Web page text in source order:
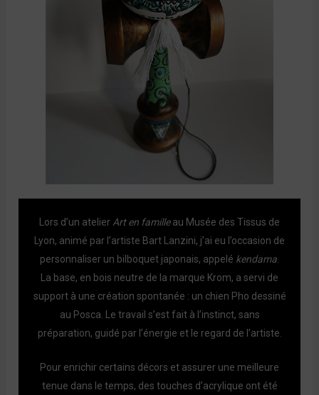
Lors d’un atelier Art en familleau Musée des Tissus de
Lyon, animé par l’artiste Bart Lanzini, j’ai eu l’occasion de
personnaliser un bilboquet japonais, appelé kendama
La base, en bois neutre de la marque Krom, a servi de
support à une création spontanée : un chien Pho dessiné
au Posca. Le travail s’est fait à l’instinct, sans
préparation, guidé par l’énergie et le regard de l’artiste.
Pour enrichir certains décors et assurer une meilleure
tenue dans le temps, des touches d’acrylique ont été